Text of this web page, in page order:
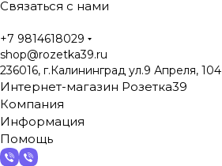
Связаться с нами
+7 9814618029
shop@rozetka39.ru
236016, г.Калининград ул.9 Апреля, 104
Интернет-магазин Розетка39
Компания
Информация
Помощь